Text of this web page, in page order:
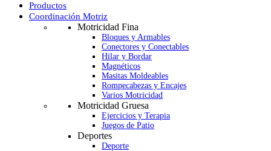
Productos
Coordinación Motriz
Motricidad Fina
Bloques y Armables
Conectores y Conectables
Hilar y Bordar
Magnéticos
Masitas Moldeables
Rompecabezas y Encajes
Varios Motricidad
Motricidad Gruesa
Ejercicios y Terapia
Juegos de Patio
Deportes
Deporte